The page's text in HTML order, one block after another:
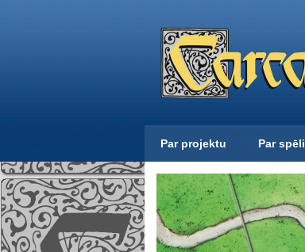
Par projektu Par spēli